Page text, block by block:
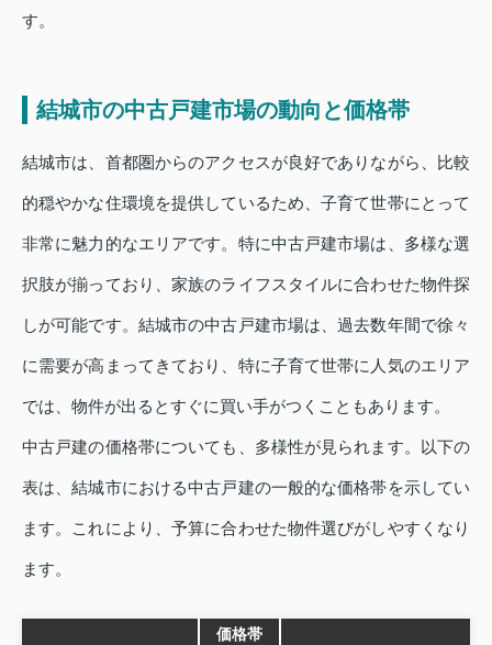
す。
結城市の中古戸建市場の動向と価格帯
結城市は、首都圏からのアクセスが良好でありながら、比較
的穏やかな住環境を提供しているため、子育て世帯にとって
非常に魅力的なエリアです。特に中古戸建市場は、多様な選
択肢が揃っており、家族のライフスタイルに合わせた物件探
しが可能です。結城市の中古戸建市場は、過去数年間で徐々
に需要が高まってきており、特に子育て世帯に人気のエリア
では、物件が出るとすぐに買い手がつくこともあります。
中古戸建の価格帯についても、多様性が見られます。以下の
表は、結城市における中古戸建の一般的な価格帯を示してい
ます。これにより、予算に合わせた物件選びがしやすくなり
ます。
価格帯